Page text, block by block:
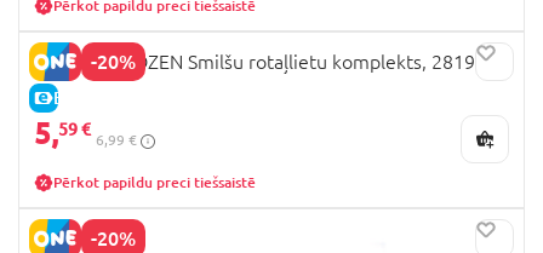
Pērkot papildu preci tiešsaistē
-20%
E-CENA
MONDO FROZEN Smilšu rotaļlietu komplekts, 28194
5,59 €
6,99 €
Pērkot papildu preci tiešsaistē
-20%